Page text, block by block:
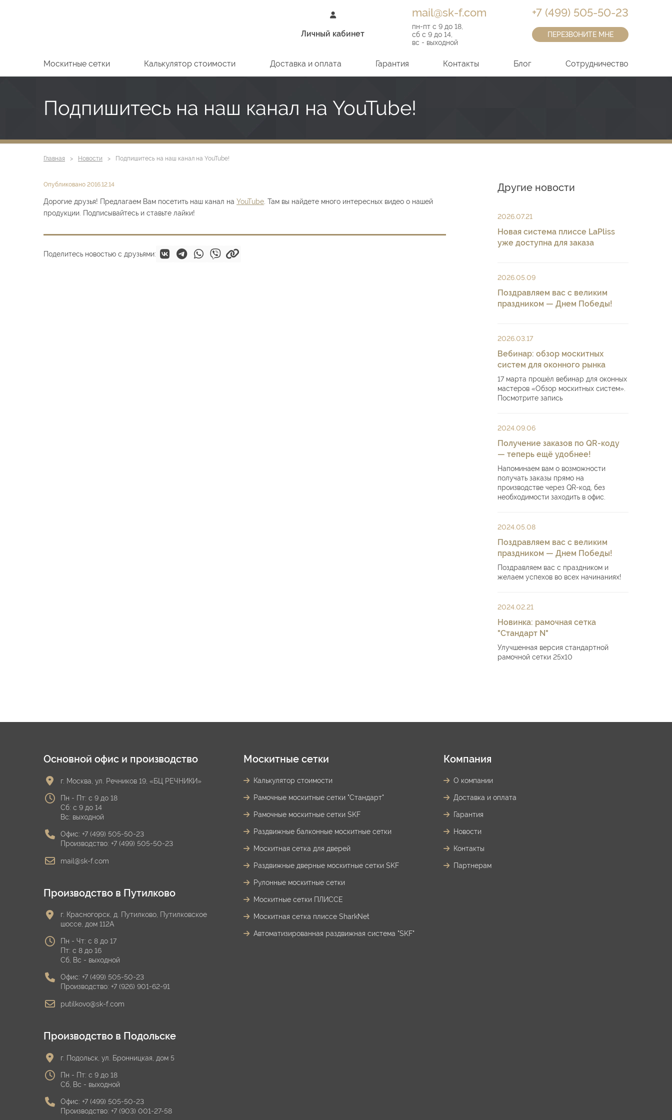
+7 (499) 505-50-23
ПЕРЕЗВОНИТЕ МНЕ
mail@sk-f.com
пн-пт с 9 до 18
сб с 9 до 14
вс - выходной
Личный кабинет
Москитные сетки Калькулятор стоимости Доставка и оплата Гарантия Контакты Блог Сотрудничество
Подпишитесь на наш канал на YouTube!
Главная Новости Подпишитесь на наш канал на YouTube!
Опубликовано 2016.12.14
Дорогие друзья! Предлагаем Вам посетить наш канал на YouTube. Там вы найдете много интересных видео о нашей
продукции. Подписывайтесь и ставьте лайки!
Поделитесь новостью с друзьями:
Другие новости
2026.07.21
Новая система плиссе LaPliss
уже доступна для заказа
2026.05.09
Поздравляем вас с великим
праздником — Днем Победы!
2026.03.17
Вебинар: обзор москитных
систем для оконного рынка
17 марта прошёл вебинар для оконных
мастеров «Обзор москитных систем».
Посмотрите запись
2024.09.06
Получение заказов по QR-коду
— теперь ещё удобнее!
Напоминаем вам о возможности
получать заказы прямо на
производстве через QR-код, без
необходимости заходить в офис.
2024.05.08
Поздравляем вас с великим
праздником — Днем Победы!
Поздравляем вас с праздником и
желаем успехов во всех начинаниях!
2024.02.21
Новинка: рамочная сетка
"Стандарт N"
Улучшенная версия стандартной
рамочной сетки 25х10
Основной офис и производство
г. Москва, ул. Речников 19, «БЦ РЕЧНИКИ»
Пн - Пт: с 9 до 18
Сб: с 9 до 14
Вс: выходной
Офис: +7 (499) 505-50-23
Производство: +7 (499) 505-50-23
mail@sk-f.com
Производство в Путилково
г. Красногорск, д. Путилково, Путилковское
шоссе, дом 112А
Пн - Чт: с 8 до 17
Пт: с 8 до 16
Сб, Вс - выходной
Офис: +7 (499) 505-50-23
Производство: +7 (926) 901-62-91
putilkovo@sk-f.com
Производство в Подольске
г. Подольск, ул. Бронницкая, дом 5
Пн - Пт: с 9 до 18
Сб, Вс - выходной
Офис: +7 (499) 505-50-23
Производство: +7 (903) 001-27-58
Москитные сетки
Калькулятор стоимости
Рамочные москитные сетки "Стандарт"
Рамочные москитные сетки SKF
Раздвижные балконные москитные сетки
Москитная сетка для дверей
Раздвижные дверные москитные сетки SKF
Рулонные москитные сетки
Москитные сетки ПЛИССЕ
Москитная сетка плиссе SharkNet
Автоматизированная раздвижная система "SKF"
Компания
О компании
Доставка и оплата
Гарантия
Новости
Контакты
Партнерам